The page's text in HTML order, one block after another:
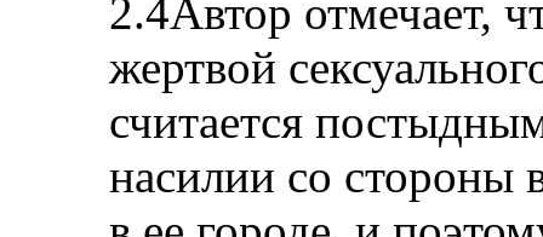
2.4Автор отмечает,
жертвой
считается
насилии со стороны